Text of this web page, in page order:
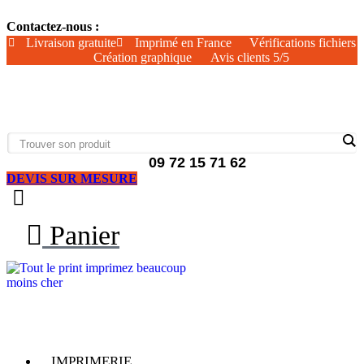
au
contenu
Contactez-nous :
Livraison gratuite
Imprimé en France
Vérifications fichiers
Création graphique
Avis clients 5/5
09 72 15 71 62
DEVIS SUR MESURE
Panier